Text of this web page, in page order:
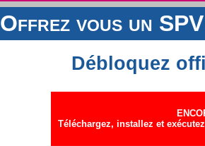
Offrez vous un
Débloquez
Téléchargez, installez et